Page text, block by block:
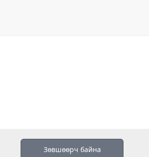
Зөвшөөрч байна